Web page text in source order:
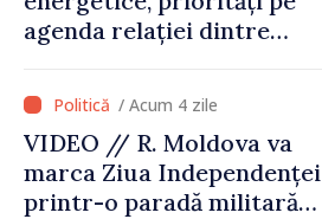
agenda relației dintre
/ Acum 4 zile
VIDEO // R. Moldova va
marca Ziua Independenței
printr-o paradă militară